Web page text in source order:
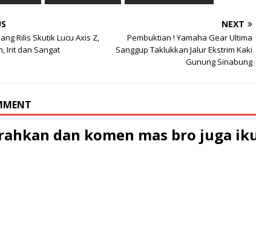
Rilis Skutik Lucu Axis Z,
Irit dan Sangat
NEXT
Pembuktian ! Yamaha Gear Ultima
Sanggup Taklukkan Jalur Ekstrim Kaki
Gunung Sinabung
dan komen mas bro juga